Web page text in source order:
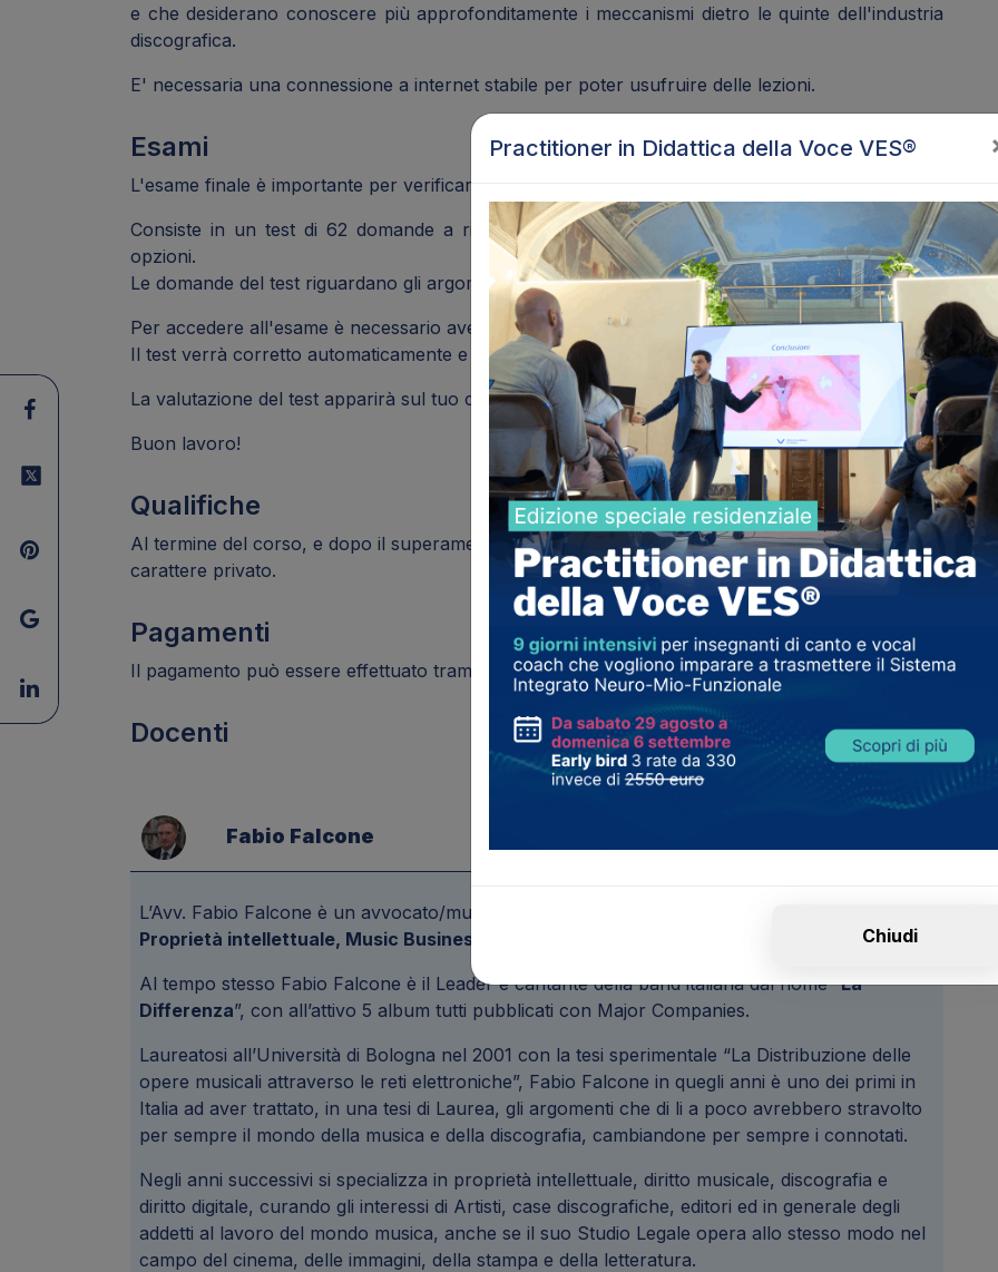
e che desiderano conoscere più approfonditamente i meccanismi dietro le quinte dell'industria
discografica.
E' necessaria una connessione a internet stabile per poter usufruire delle lezioni.
Esami
L'esame finale è importante per verificare le conoscenze acquisite.
Consiste in un test di 62 domande a risposta multipla, con una sola risposta corretta tra le
opzioni.
Le domande del test riguardano gli argomenti trattati dall' Avv. Falcone nelle lezioni del corso.
Per accedere all'esame è necessario aver completato tutto il corso.
Il test verrà corretto automaticamente e riceverai immediatamente il risultato.
La valutazione del test apparirà sul tuo certificato.
Buon lavoro!
Qualifiche
Al termine del corso, e dopo il superamento dell'esame finale, si consegue un certificato di
carattere privato.
Pagamenti
Il pagamento può essere effettuato tramite carta/paypal o tramite bonifico bancario.
Docenti
Fabio Falcone
L’Avv. Fabio Falcone è un avvocato/musicista specializzato in
Proprietà intellettuale, Music Business, Musica Digitale e Diritto delle nuove tecnologie.
Al tempo stesso Fabio Falcone è il Leader e cantante della band italiana dal nome “La
Differenza”, con all’attivo 5 album tutti pubblicati con Major Companies.
Laureatosi all’Università di Bologna nel 2001 con la tesi sperimentale “La Distribuzione delle
opere musicali attraverso le reti elettroniche”, Fabio Falcone in quegli anni è uno dei primi in
Italia ad aver trattato, in una tesi di Laurea, gli argomenti che di li a poco avrebbero stravolto
per sempre il mondo della musica e della discografia, cambiandone per sempre i connotati.
Negli anni successivi si specializza in proprietà intellettuale, diritto musicale, discografia e
diritto digitale, curando gli interessi di Artisti, case discografiche, editori ed in generale degli
addetti al lavoro del mondo musica, anche se il suo Studio Legale opera allo stesso modo nel
campo del cinema, delle immagini, della stampa e della letteratura.
Practitioner in Didattica della Voce VES®
Chiudi